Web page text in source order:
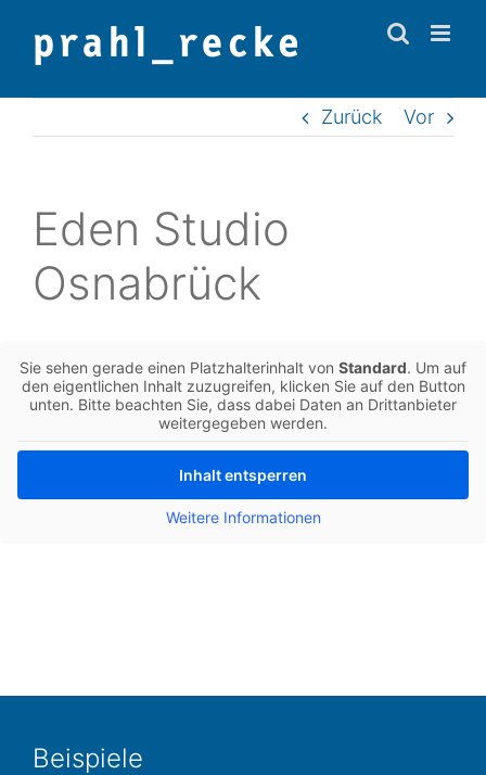
Inhalt
Zurück
Vor
Eden Studio
Osnabrück
Sie sehen gerade einen Platz­hal­ter­in­halt von Stan­dard. Um auf
den eigent­li­chen Inhalt zuzu­grei­fen, kli­cken Sie auf den Button
unten. Bitte beach­ten Sie, dass dabei Daten an Dritt­an­bie­ter
wei­ter­ge­ge­ben werden.
Inhalt ent­sper­ren
Wei­te­re Infor­ma­tio­nen
Bei­spie­le